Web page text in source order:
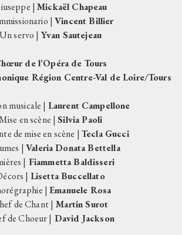
|Mickaël Chapeau
|Vincent Billier
Un servo | Yvan Sautejeau
de l’Opéra de Tours
Région Centre-Val de Loire/Tours
musicale | Laurent Campellone
en scène |Silvia Paoli
de mise en scène |Tecla Gucci
|Valeria Donata Bettella
| Fiammetta Baldisseri
| Lisetta Buccellato
|Emanuele Rosa
de Chant | Martin Surot
de Choeur | David Jackson